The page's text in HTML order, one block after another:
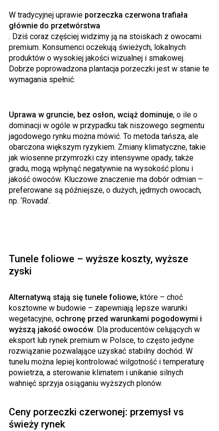
W tradycyjnej uprawie porzeczka czerwona trafiała
głównie do przetwórstwa
. Dziś coraz częściej widzimy ją na stoiskach z owocami
premium. Konsumenci oczekują świeżych, lokalnych
produktów o wysokiej jakości wizualnej i smakowej.
Dobrze poprowadzona plantacja porzeczki jest w stanie te
wymagania spełnić.
Uprawa w gruncie, bez osłon, wciąż dominuje, o ile o
dominacji w ogóle w przypadku tak niszowego segmentu
jagodowego rynku można mówić. To metoda tańsza, ale
obarczona większym ryzykiem. Zmiany klimatyczne, takie
jak wiosenne przymrozki czy intensywne opady, także
gradu, mogą wpłynąć negatywnie na wysokość plonu i
jakość owoców. Kluczowe znaczenie ma dobór odmian –
preferowane są późniejsze, o dużych, jędrnych owocach,
np. ‘Rovada’.
Tunele foliowe – wyższe koszty, wyższe
zyski
Alternatywą stają się tunele foliowe, które – choć
kosztowne w budowie – zapewniają lepsze warunki
wegetacyjne, ochronę przed warunkami pogodowymi i
wyższą jakość owoców. Dla producentów celujących w
eksport lub rynek premium w Polsce, to często jedyne
rozwiązanie pozwalające uzyskać stabilny dochód. W
tunelu można lepiej kontrolować wilgotność i temperaturę
powietrza, a sterowanie klimatem i unikanie silnych
wahnięć sprzyja osiąganiu wyższych plonów.
Ceny porzeczki czerwonej: przemysł vs
świeży rynek